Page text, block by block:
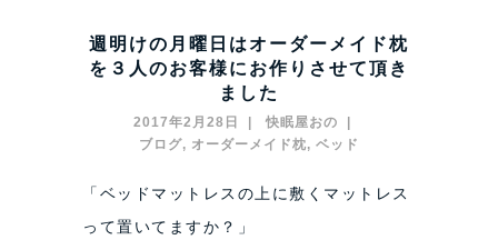
週明けの月曜日はオーダーメイド枕
を３人のお客様にお作りさせて頂き
ました
2017年2月28日
快眠屋おの
ブログ, オーダーメイド枕, ベッド
「ベッドマットレスの上に敷くマットレス
って置いてますか？」